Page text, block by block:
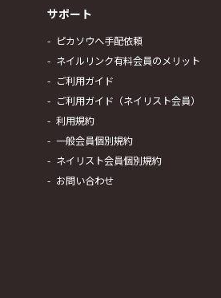
サポート
ピカソウへ手配依頼
ネイルリンク有料会員のメリット
ご利用ガイド
ご利用ガイド（ネイリスト会員）
利用規約
一般会員個別規約
ネイリスト会員個別規約
お問い合わせ